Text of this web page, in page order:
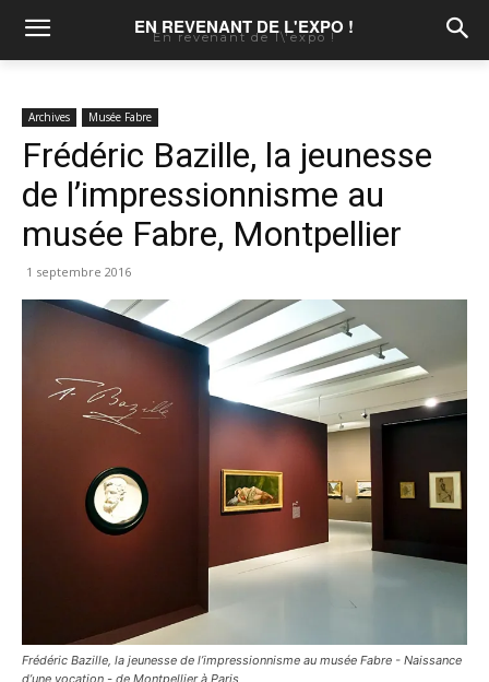
EN REVENANT DE L'EXPO !
En revenant de l\'expo !
Archives Musée Fabre
Frédéric Bazille, la jeunesse
de l’impressionnisme au
musée Fabre, Montpellier
1 septembre 2016
Frédéric Bazille, la jeunesse de l’impressionnisme au musée Fabre - Naissance
d’une vocation - de Montpellier à Paris